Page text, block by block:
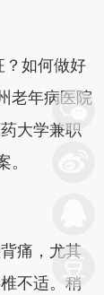
如何做好
老年病医院
大学兼职
。
痛，尤其
不适。稍